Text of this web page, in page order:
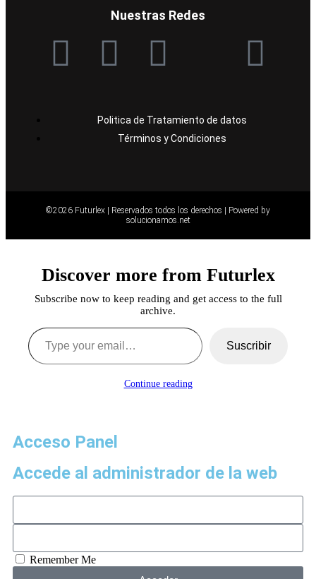
Nuestras Redes
Politica de Tratamiento de datos
Términos y Condiciones
©2026 Futurlex | Reservados todos los derechos | Powered by
solucionamos.net
Discover more from Futurlex
Subscribe now to keep reading and get access to the full
archive.
Suscribir
Continue reading
Acceso Panel
Accede al administrador de la web
Remember Me